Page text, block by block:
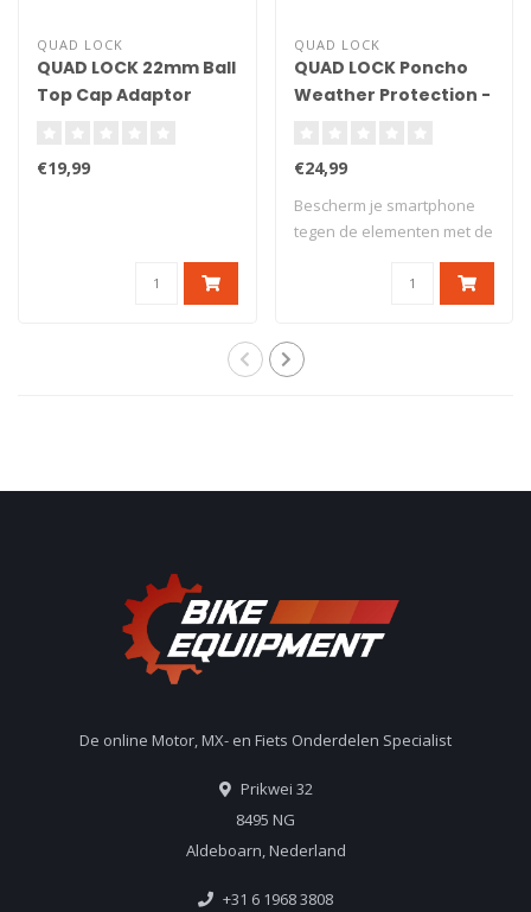
QUAD LOCK
QUAD LOCK 22mm Ball
Top Cap Adaptor
€19,99
QUAD LOCK
QUAD LOCK Poncho
Weather Protection -
€24,99
Bescherm je smartphone
tegen de elementen met de
De online Motor, MX- en Fiets Onderdelen Specialist
Prikwei 32
8495 NG
Aldeboarn, Nederland
+31 6 1968 3808